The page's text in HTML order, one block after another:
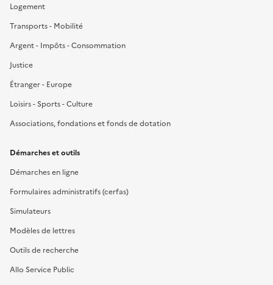
Logement
Transports - Mobilité
Argent - Impôts - Consommation
Justice
Étranger - Europe
Loisirs - Sports - Culture
Associations, fondations et fonds de dotation
Démarches et outils
Démarches en ligne
Formulaires administratifs (cerfas)
Simulateurs
Modèles de lettres
Outils de recherche
Allo Service Public